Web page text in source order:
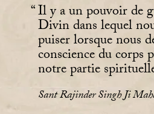
Il y a un pouvoir de
Divin dans lequel
puiser lorsque nous
conscience du corps
notre partie
Sant Rajinder Singh Ji